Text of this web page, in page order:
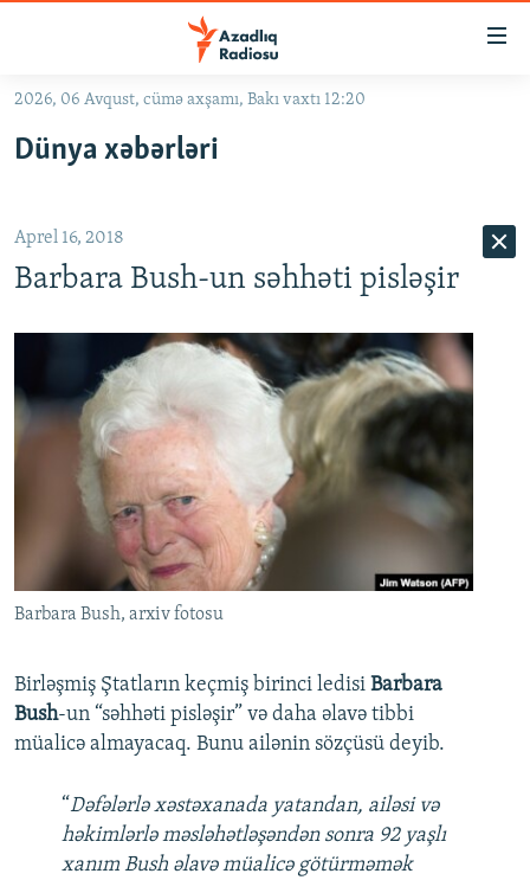
Əsas
qayıt
qayıt
Axtarışa
#İZAHLA
#ƏSLINDƏ
QANUNI DOĞRU
ARAŞDIRMA
MULTIMEDIA
FOTOQALEREYA
İNFOQRAFIKA
KARIKATURA
RADIO ARXIV
OXU ZALI
AZƏRBAYCAN ƏDƏBIYYATI KITABXANASI
İSLAM VƏ DEMOKRATIYA
HAQQIMIZDA
MISSIYAMIZ
PEŞƏ ETIKASI VƏ JURNALISTIKA STANDARTLARIMIZ
AZADLIQRADIOSU MOBIL TELEFONUNUZDA
BIZIMLƏ ƏLAQƏ
RFE/RL-in bütün saytları
2026, 06 Avqust, cümə axşamı, Bakı vaxtı 12:20
Dünya xəbərləri
Aprel 16, 2018
Barbara Bush-un səhhəti pisləşir
Barbara Bush, arxiv fotosu
Birləşmiş Ştatların keçmiş birinci ledisi Barbara
Bush-un “səhhəti pisləşir” və daha əlavə tibbi
müalicə almayacaq. Bunu ailənin sözçüsü deyib.
“Dəfələrlə xəstəxanada yatandan, ailəsi və
həkimlərlə məsləhətləşəndən sonra 92 yaşlı
xanım Bush əlavə müalicə götürməmək